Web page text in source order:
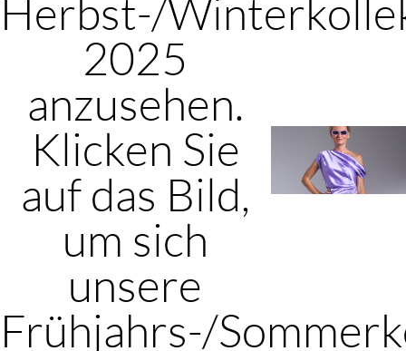
Herbst-/
2025
anzusehen.
Klicken Sie
auf das Bild,
um sich
unsere
Frühjahrs-/